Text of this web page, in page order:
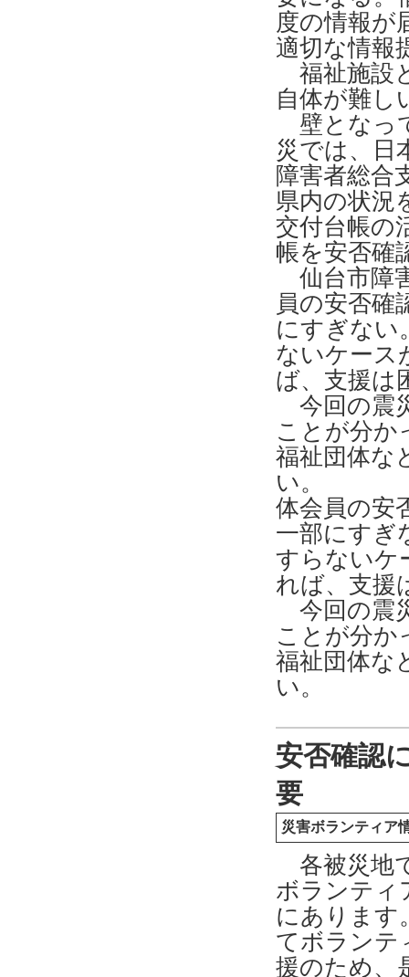
度の情報が
適切な情報
福祉施設
自体が難し
壁となっ
災では、日
障害者総合
県内の状況
交付台帳の
帳を安否確
仙台市障
員の安否確
にすぎない
ないケース
ば、支援は
今回の震
ことが分か
福祉団体な
い。
体会員の安
一部にすぎ
すらないケ
れば、支援
今回の震
ことが分か
福祉団体な
い。
安否確認
要
災害ボランティア
各被災地
ボランティ
にあります
てボランテ
援のため、